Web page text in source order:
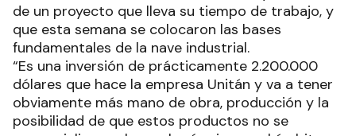
de un proyecto que lleva su tiempo de trabajo, y
que esta semana se colocaron las bases
fundamentales de la nave industrial.
“Es una inversión de prácticamente 2.200.000
dólares que hace la empresa Unitán y va a tener
obviamente más mano de obra, producción y la
posibilidad de que estos productos no se